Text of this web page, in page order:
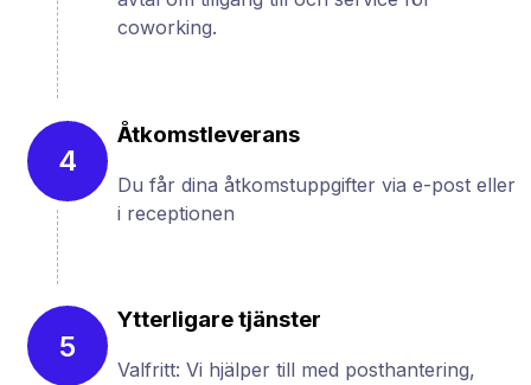
coworking.
4
Åtkomstleverans
Du får dina åtkomstuppgifter via e-post eller
i receptionen
5
Ytterligare tjänster
Valfritt: Vi hjälper till med posthantering,